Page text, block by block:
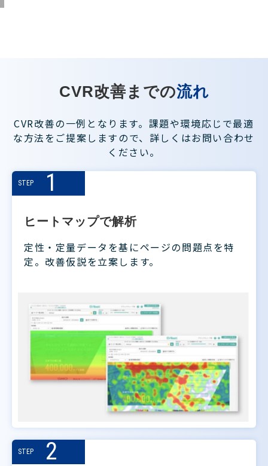
CVR改善までの流れ
CVR改善の一例となります。課題や環境応じで最適
な方法をご提案しますので、詳しくはお問い合わせ
ください。
STEP 1
ヒートマップで解析
定性・定量データを基にページの問題点を特
定。改善仮説を立案します。
STEP 2